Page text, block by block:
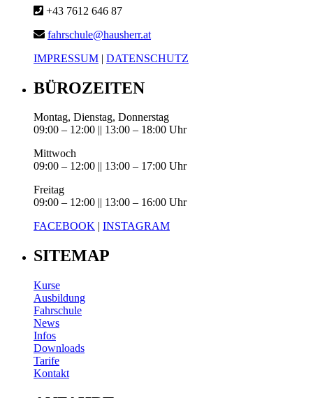
+43 7612 646 87
fahrschule@hausherr.at
IMPRESSUM | DATENSCHUTZ
BÜROZEITEN
Montag, Dienstag, Donnerstag
09:00 – 12:00 || 13:00 – 18:00 Uhr
Mittwoch
09:00 – 12:00 || 13:00 – 17:00 Uhr
Freitag
09:00 – 12:00 || 13:00 – 16:00 Uhr
FACEBOOK | INSTAGRAM
SITEMAP
Kurse
Ausbildung
Fahrschule
News
Infos
Downloads
Tarife
Kontakt